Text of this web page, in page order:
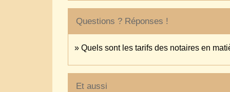
Questions ? Réponses !
Quels sont les tarifs des notaires en
Et aussi